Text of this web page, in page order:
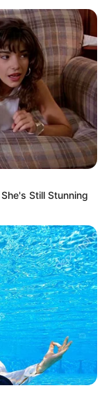
NEWS
Y JUSTICIA
que le
informado, por
de Alerta.
Still Stunning